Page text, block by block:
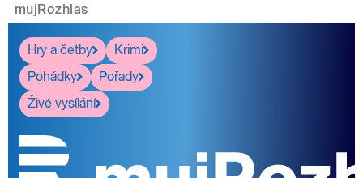
mujRozhlas
Hry a četby
Krimi
Pohádky
Pořady
Živé vysílání